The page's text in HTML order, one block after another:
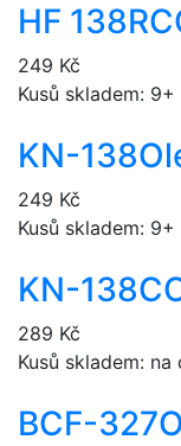
HF 138RC
249 Kč
Kusů skladem: 9+
KN-138
249 Kč
Kusů skladem: 9+
KN-138C
289 Kč
Kusů skladem: na
BCF-327